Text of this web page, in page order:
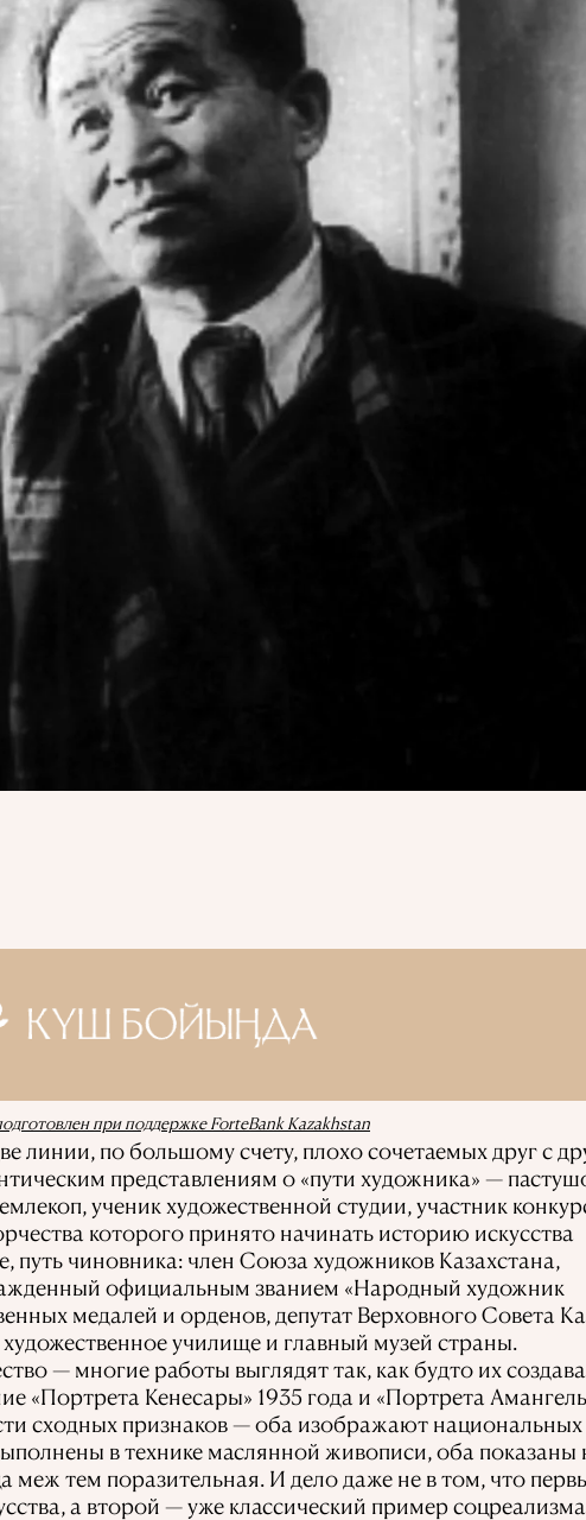
при поддержке ForteBank Kazakhstan
линии, по большому счету, плохо сочетаемых друг с
представлениям о «пути художника» —
ученик художественной студии, участник
которого принято начинать историю искусства
путь чиновника: член Союза художников Казахстана,
официальным званием «Народный художник
медалей и орденов, депутат Верховного Совета
училище и главный музей страны.
— многие работы выглядят так, как будто их
«Портрета Кенесары» 1935 года и «Портрета
сходных признаков — оба изображают национальных
в технике маслянной живописи, оба показаны
тем поразительная. И дело даже не в том, что
а второй — уже классический пример соцреализма.